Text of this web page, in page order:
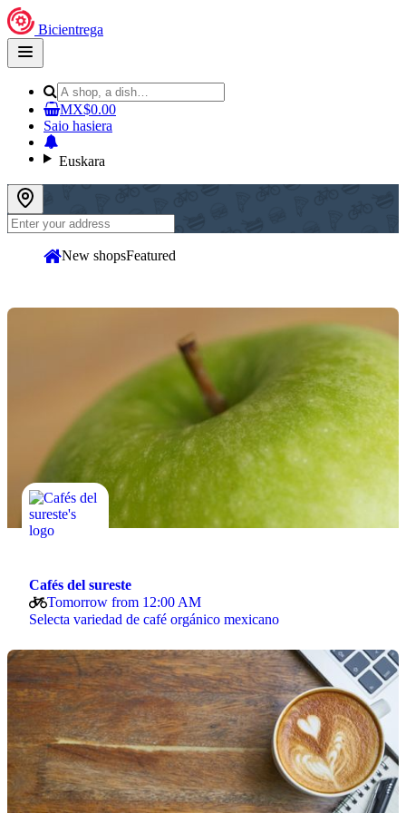
Bicientrega
Open
main
MX$0.00
Saio hasiera
Euskara
New shopsFeatured
Cafés del sureste
Tomorrow from 12:00 AM
Selecta variedad de café orgánico mexicano